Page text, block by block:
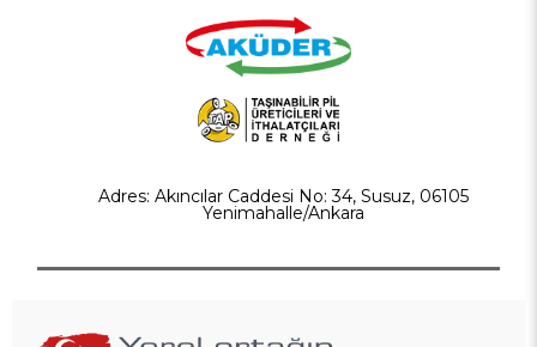
Adres: Akıncılar Caddesi No: 34, Susuz, 06105
Yenimahalle/Ankara